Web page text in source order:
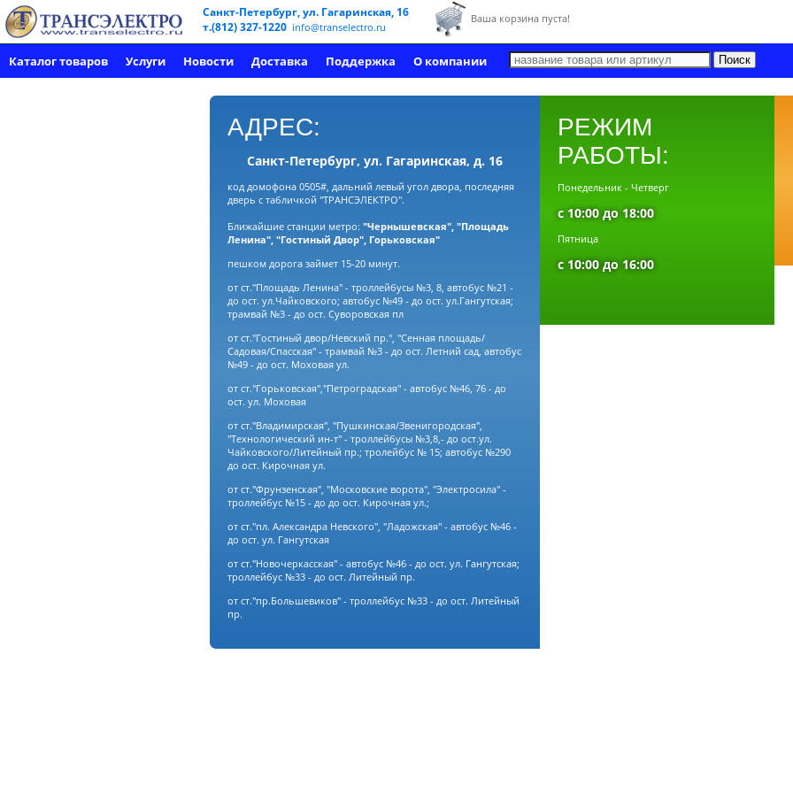
Санкт-Петербург, ул. Гагаринская, 16
т.(812) 327-1220 info@transelectro.ru
Ваша корзина пуста!
Каталог товаров Услуги Новости Доставка Поддержка О компании
АДРЕС:
Санкт-Петербург, ул. Гагаринcкая, д. 16
код домофона 0505#, дальний левый угол двора, последняя
дверь с табличкой "ТРАНСЭЛЕКТРО".
Ближайшие станции метро: "Чернышевская", "Площадь
Ленина", "Гостиный Двор", Горьковская"
пешком дорога займет 15-20 минут.
от ст."Площадь Ленина" - троллейбусы №3, 8, автобус №21 -
до ост. ул.Чайковского; автобус №49 - до ост. ул.Гангутская;
трамвай №3 - до ост. Суворовская пл
от ст."Гостиный двор/Невский пр.", "Сенная площадь/
Садовая/Спасская" - трамвай №3 - до ост. Летний сад, автобус
№49 - до ост. Моховая ул.
от ст."Горьковская","Петроградская" - автобус №46, 76 - до
ост. ул. Моховая
от ст."Владимирская", "Пушкинская/Звенигородская",
"Технологический ин-т" - троллейбусы №3,8,- до ост.ул.
Чайковского/Литейный пр.; тролейбус № 15; автобус №290
до ост. Кирочная ул.
от ст."Фрунзенская", "Московские ворота", "Электросила" -
троллейбус №15 - до до ост. Кирочная ул.;
от ст."пл. Александра Невского", "Ладожская" - автобус №46 -
до ост. ул. Гангутская
от ст."Новочеркасская" - автобус №46 - до ост. ул. Гангутская;
троллейбус №33 - до ост. Литейный пр.
от ст."пр.Большевиков" - троллейбус №33 - до ост. Литейный
пр.
РЕЖИМ
РАБОТЫ:
Понедельник - Четверг
с 10:00 до 18:00
Пятница
с 10:00 до 16:00